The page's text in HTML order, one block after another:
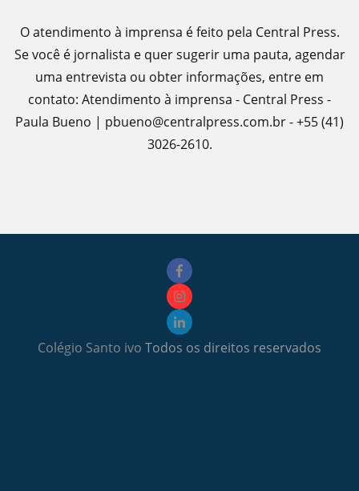
O atendimento à imprensa é feito pela Central Press.
Se você é jornalista e quer sugerir uma pauta, agendar
uma entrevista ou obter informações, entre em
contato: Atendimento à imprensa - Central Press -
Paula Bueno | pbueno@centralpress.com.br - +55 (41)
3026-2610.
Colégio Santo ivo Todos os direitos reservados